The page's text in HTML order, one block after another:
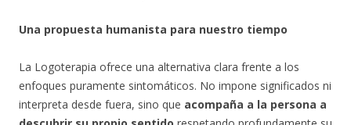
Una propuesta humanista para nuestro tiempo
La Logoterapia ofrece una alternativa clara frente a los
enfoques puramente sintomáticos. No impone significados ni
interpreta desde fuera, sino que acompaña a la persona a